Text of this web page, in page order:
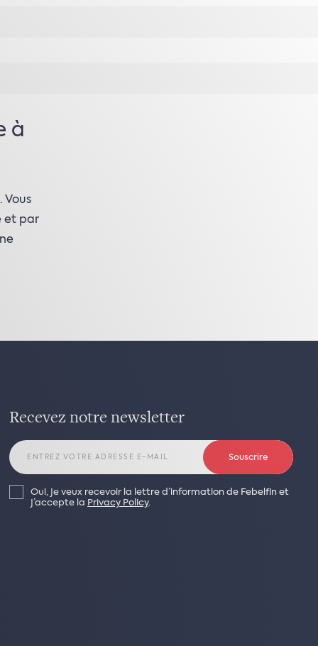
à
Vous
et par
Recevez notre newsletter
Souscrire
Oui, je veux recevoir la lettre d’information de Febelfin et
j’accepte la Privacy Policy.